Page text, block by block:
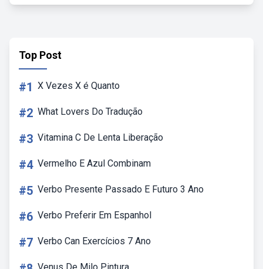
Top Post
#1 X Vezes X é Quanto
#2 What Lovers Do Tradução
#3 Vitamina C De Lenta Liberação
#4 Vermelho E Azul Combinam
#5 Verbo Presente Passado E Futuro 3 Ano
#6 Verbo Preferir Em Espanhol
#7 Verbo Can Exercícios 7 Ano